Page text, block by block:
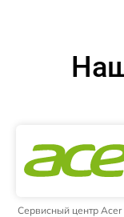
Сервисный центр Acer